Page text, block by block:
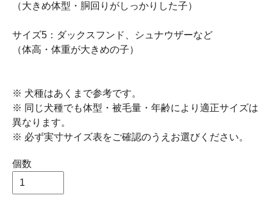
（大きめ体型・胴回りがしっかりした子）
サイズ5：ダックスフンド、シュナウザーなど
（体高・体重が大きめの子）
※ 犬種はあくまで参考です。
※ 同じ犬種でも体型・被毛量・年齢により適正サイズは
異なります。
※ 必ず実寸サイズ表をご確認のうえお選びください。
個数